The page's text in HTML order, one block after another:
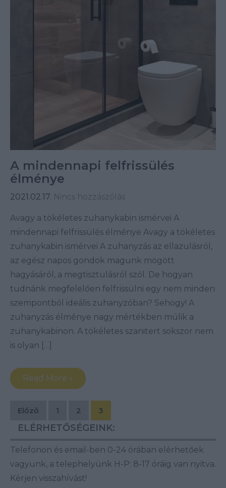
A mindennapi felfrissülés
élménye
2021.02.17. Nincs hozzászólás
Avagy a tökéletes zuhanykabin ismérvei A
mindennapi felfrissülés élménye Avagy a tökéletes
zuhanykabin ismérvei A zuhanyzás az ellazulásról,
az egész napos gondok magunk mögött
hagyásáról, a megtisztulásról szól. De hogyan
tudnánk megfelelően felfrissülni egy nem minden
szempontból ideális zuhanyzóban? Sehogy! A
zuhanyzás élménye nagy mértékben múlik a
zuhanykabinon. A tökéletes szanitert sokszor nem
is olyan […]
Read More »
Bejegyzések
lapozása
Előző 1 2 3
ELÉRHETŐSÉGEINK:
Telefonon és email-ben 0-24 órában elérhetőek
vagyunk, a telephelyünk H-P: 8-17 óráig van nyitva.
Kérjen visszahívást!